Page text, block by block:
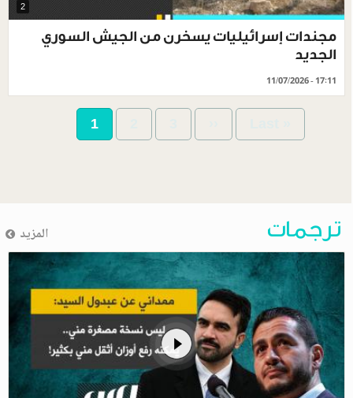
2
مجندات إسرائيليات يسخرن من الجيش السوري
الجديد
11/07/2026 - 17:11
Pagination
Current
page
1
page page
ترجمات المزيد